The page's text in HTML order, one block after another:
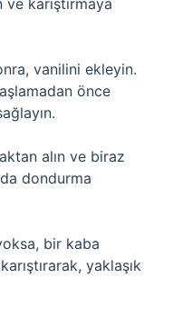
ve karıştırmaya
vanilini ekleyin.
önce
alın ve biraz
dondurma
bir kaba
yaklaşık